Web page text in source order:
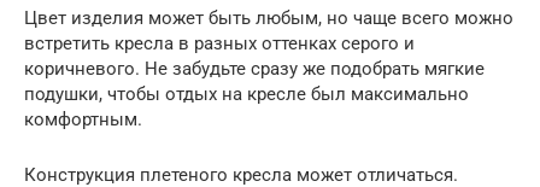
Цвет изделия может быть любым, но чаще всего можно
встретить кресла в разных оттенках серого и
коричневого. Не забудьте сразу же подобрать мягкие
подушки, чтобы отдых на кресле был максимально
комфортным.
Конструкция плетеного кресла может отличаться.